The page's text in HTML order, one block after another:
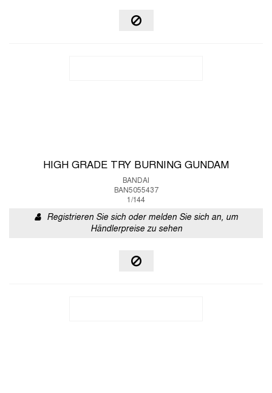
HIGH GRADE TRY BURNING GUNDAM
BANDAI
BAN5055437
1/144
Registrieren Sie sich oder melden Sie sich an, um
Händlerpreise zu sehen